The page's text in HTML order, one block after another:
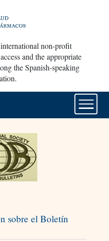
non-profit
and the appropriate
the Spanish-speaking
sobre el Boletín